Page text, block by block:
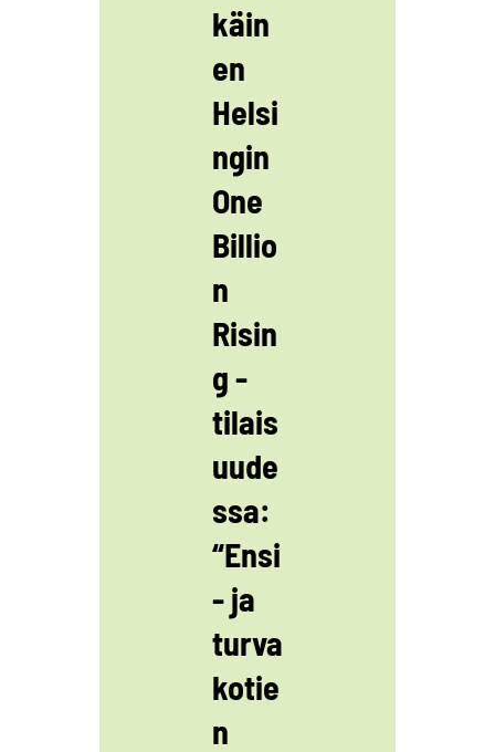
käin
en
Helsi
ngin
One
Billio
n
Risin
g -
tilais
uude
ssa:
“Ensi
- ja
turva
kotie
n